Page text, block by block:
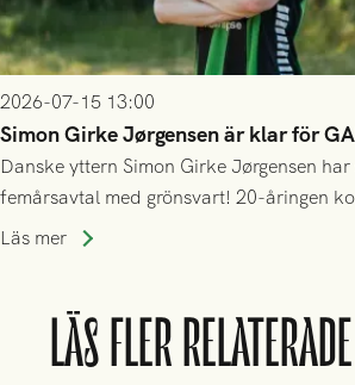
2026-07-15 13:00
Simon Girke Jørgensen är klar för
Danske yttern Simon Girke Jørgensen
femårsavtal med grönsvart! 20-åringen
spel i färöiska Skála IF.
Läs mer
LÄS FLER